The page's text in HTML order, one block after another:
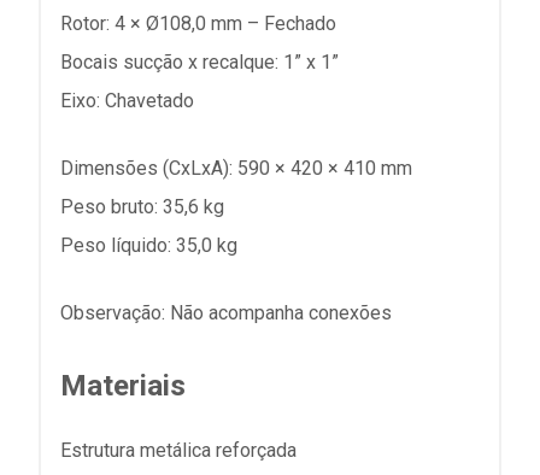
Rotor: 4 × Ø108,0 mm – Fechado
Bocais sucção x recalque: 1” x 1”
Eixo: Chavetado
Dimensões (CxLxA): 590 × 420 × 410 mm
Peso bruto: 35,6 kg
Peso líquido: 35,0 kg
Observação: Não acompanha conexões
Materiais
Estrutura metálica reforçada